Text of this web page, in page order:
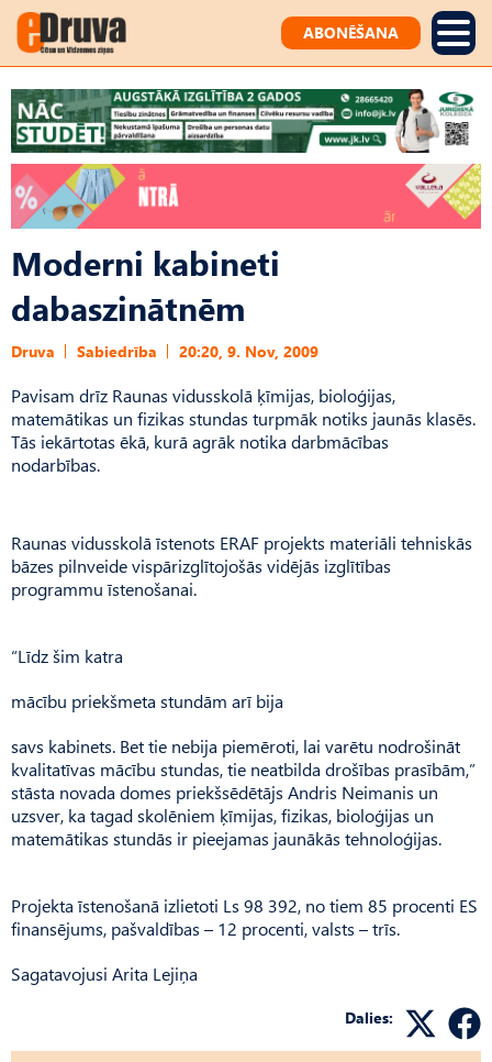
ABONĒŠANA
Moderni kabineti
dabaszinātnēm
Druva Sabiedrība 20:20, 9. Nov, 2009
Pavisam drīz Raunas vidusskolā ķīmijas, bioloģijas,
matemātikas un fizikas stundas turpmāk notiks jaunās klasēs.
Tās iekārtotas ēkā, kurā agrāk notika darbmācības
nodarbības.
Raunas vidusskolā īstenots ERAF projekts materiāli tehniskās
bāzes pilnveide vispārizglītojošās vidējās izglītības
programmu īstenošanai.
“Līdz šim katra
mācību priekšmeta stundām arī bija
savs kabinets. Bet tie nebija piemēroti, lai varētu nodrošināt
kvalitatīvas mācību stundas, tie neatbilda drošības prasībām,”
stāsta novada domes priekšsēdētājs Andris Neimanis un
uzsver, ka tagad skolēniem ķīmijas, fizikas, bioloģijas un
matemātikas stundās ir pieejamas jaunākās tehnoloģijas.
Projekta īstenošanā izlietoti Ls 98 392, no tiem 85 procenti ES
finansējums, pašvaldības – 12 procenti, valsts – trīs.
Sagatavojusi Arita Lejiņa
Dalies: